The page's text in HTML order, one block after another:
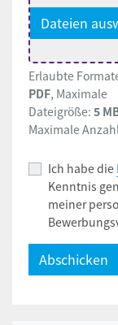
Dateien
Erlaubte
PDF, Maximale
Dateigröße: 5
Maximale
Ich habe die
Kenntnis
meiner